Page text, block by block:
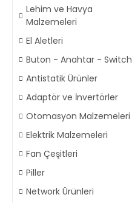
Lehim ve Havya
Malzemeleri
El Aletleri
Buton - Anahtar - Switch
Antistatik Ürünler
Adaptör ve İnvertörler
Otomasyon Malzemeleri
Elektrik Malzemeleri
Fan Çeşitleri
Piller
Network Ürünleri